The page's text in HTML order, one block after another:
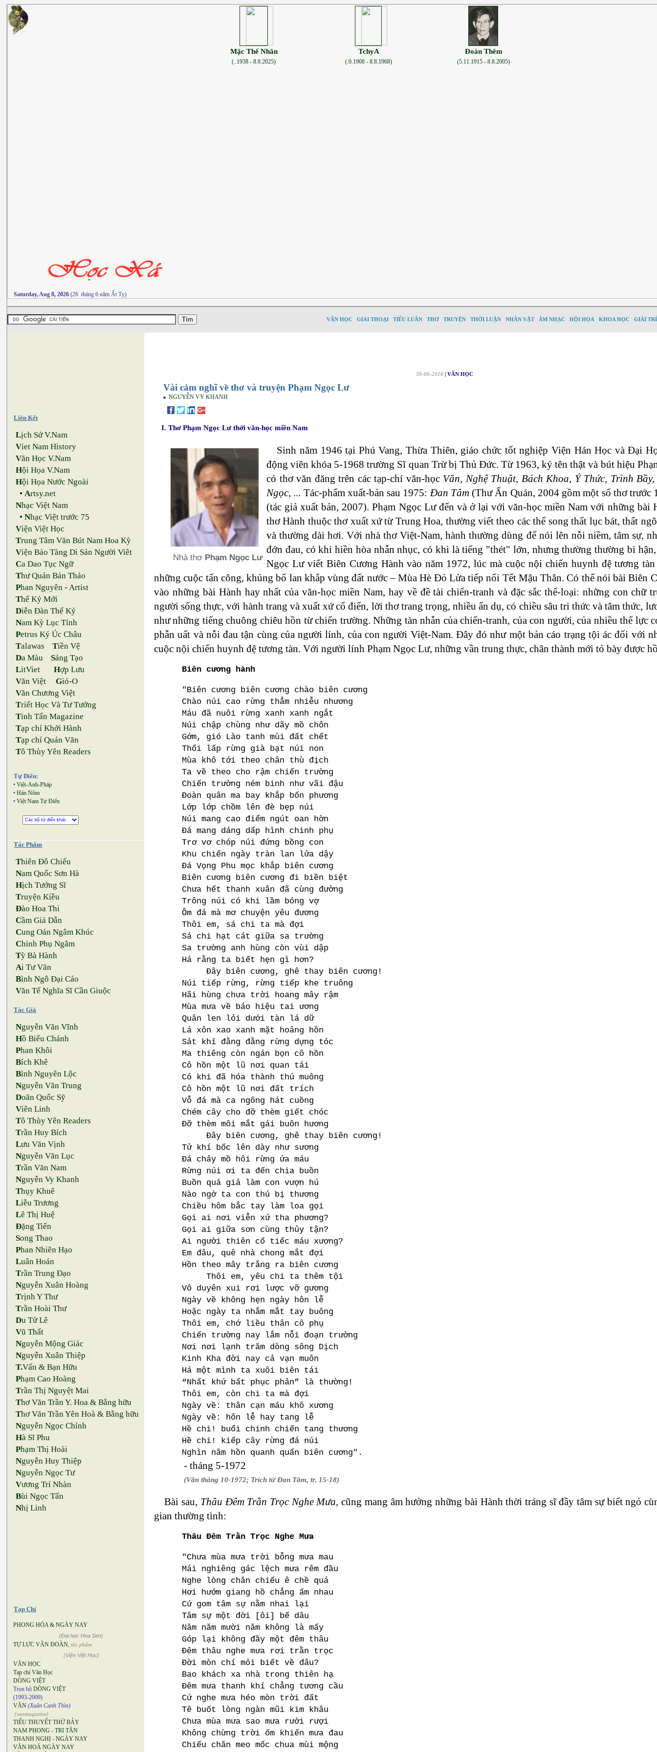
Saturday, Aug 8, 2026 (26 tháng 6 năm Ất Tỵ)
Mặc Thế Nhân
(..1938 - 8.8.2025)
TchyA
(.0.1908 - 8.8.1968)
Đoàn Thêm
(5.11.1915 - 8.8.2005)
VĂN HỌC GIAI THOẠI TIỂU LUÂN THƠ TRUYỆN THỜI LUẬN NHÂN VẬT ÂM NHẠC HỘI HỌA KHOA HỌC GIẢI TRÍ
Liên Kết
Lịch Sử V.Nam
Viet Nam History
Văn Học V.Nam
Hội Họa V.Nam
Hội Họa Nước Ngoài
•Artsy.net
Nhạc Việt Nam
•Nhạc Việt trước 75
Viện Việt Học
Trung Tâm Văn Bút Nam Hoa Kỳ
Viện Bảo Tàng Di Sản Người Viêt
Ca Dao Tục Ngữ
Thư Quán Bản Thảo
Phan Nguyên - Artist
Thế Kỷ Mới
Diễn Đàn Thế Kỷ
Nam Kỳ Lục Tỉnh
Petrus Ký Úc Châu
Talawas Tiền Vệ
Da Màu Sáng Tạo
LitViet Hợp Lưu
Văn Việt Gió-O
Văn Chương Việt
Triết Học Và Tư Tưởng
Tinh Tấn Magazine
Tạp chí Khởi Hành
Tạp chí Quán Văn
Tô Thùy Yên Readers
Tự Điển:
• Việt-Anh-Pháp
• Hán Nôm
• Việt Nam Tự Điển
Tác Phẩm
Thiên Đô Chiếu
Nam Quốc Sơn Hà
Hịch Tướng Sĩ
Truyện Kiều
Đào Hoa Thi
Cầm Giả Dẫn
Cung Oán Ngâm Khúc
Chinh Phụ Ngâm
Tỳ Bà Hành
Ai Tư Vãn
Bình Ngô Đại Cáo
Văn Tế Nghĩa Sĩ Cần Giuộc
Tác Giả
Nguyễn Văn Vĩnh
Hồ Biểu Chánh
Phan Khôi
Bích Khê
Bình Nguyên Lộc
Nguyễn Văn Trung
Doãn Quốc Sỹ
Viên Linh
Tô Thùy Yên Readers
Trần Huy Bích
Lưu Văn Vịnh
Nguyễn Văn Lục
Trần Văn Nam
Nguyễn Vy Khanh
Thụy Khuê
Liễu Trương
Lê Thị Huệ
Đặng Tiến
Song Thao
Phan Nhiên Hạo
Luân Hoán
Trần Trung Đạo
Nguyễn Xuân Hoàng
Trịnh Y Thư
Trần Hoài Thư
Du Tử Lê
Vũ Thất
Nguyễn Mộng Giác
Nguyễn Xuân Thiệp
T.Vấn & Bạn Hữu
Phạm Cao Hoàng
Trần Thị Nguyệt Mai
Thơ Văn Trần Y. Hoa & Bằng hữu
Thơ Văn Trần Yên Hoà & Bằng hữu
Nguyễn Ngọc Chính
Hà Sĩ Phu
Phạm Thị Hoài
Nguyễn Huy Thiệp
Nguyễn Ngọc Tư
Vương Trí Nhàn
Bùi Ngọc Tấn
Nhị Linh
Tạp Chí
PHONG HÓA & NGÀY NAY
(Đại học Hoa Sen)
TỰ LỰC VĂN ĐOÀN, tác phẩm
(Viện Việt Học)
VĂN HỌC
Tạp chí Văn Học
DÒNG VIỆT
Trọn bộ DÒNG VIỆT
(1993-2009)
VĂN (Xuân Canh Thìn)
(vanmagazine)
TIỂU THUYẾT THỨ BẢY
NAM PHONG - TRI TÂN
THANH NGHỊ - NGÀY NAY
VĂN HOÁ NGÀY NAY
30-06-2016 | VĂN HỌC
Vài cảm nghĩ về thơ và truyện Phạm Ngọc Lư
NGUYỄN VY KHANH
I. Thơ Phạm Ngọc Lư thời văn-học miền Nam
Nhà thơ Phạm Ngọc Lư
Sinh năm 1946 tại Phú Vang, Thừa Thiên, giáo chức tốt nghiệp Viện Hán Học và Đại
động viên khóa 5-1968 trường Sĩ quan Trừ bị Thủ Đức. Từ 1963, ký tên thật và bút hiệu
có thơ văn đăng trên các tạp-chí văn-học Văn, Nghệ Thuật, Bách Khoa, Ý Thức, Trình
Ngọc, ... Tác-phẩm xuất-bản sau 1975: Đan Tâm (Thư Ấn Quán, 2004 gồm một số thơ trước
(tác giả xuất bản, 2007). Phạm Ngọc Lư đến và ở lại với văn-học miền Nam với những bài
thơ Hành thuộc thơ xuất xứ từ Trung Hoa, thường viết theo các thể song thất lục bát, thất
và thường dài hơi. Với nhà thơ Việt-Nam, hành thường dùng để nói lên nỗi niềm, tâm sự,
đớn đau, có khi hiền hòa nhẫn nhục, có khi là tiếng "thét" lớn, nhưng thường thường bi
Ngọc Lư viết Biên Cương Hành vào năm 1972, lúc mà cuộc nội chiến huynh đệ tương
những cuộc tấn công, khủng bố lan khắp vùng đất nước – Mùa Hè Đỏ Lửa tiếp nối Tết Mậu Thân. Có thể nói bài Biên
vào những bài Hành hay nhất của văn-học miền Nam, hay về đề tài chiến-tranh và đặc sắc thể-loại: những con chữ
người sống thực, với hành trang và xuất xứ cổ điển, lời thơ trang trọng, nhiều ẩn dụ, có chiều sâu tri thức và tâm thức,
như những tiếng chuông chiêu hồn từ chiến trường. Những tàn nhẫn của chiến-tranh, của con người, của nhiều thế lực
phẫn uất và nỗi đau tận cùng của người lính, của con người Việt-Nam. Đây đó như một bản cáo trạng tội ác đối với
cuộc nội chiến huynh đệ tương tàn. Với người lính Phạm Ngọc Lư, những vần trung thực, chân thành mới tỏ bày được
Biên cương hành
"Biên cương biên cương chào biên cương
Chào núi cao rừng thẳm nhiễu nhương
Máu đã nuôi rừng xanh xanh ngắt
Núi chập chùng như dãy mồ chôn
Gớm, gió Lào tanh mùi đất chết
Thổi lấp rừng già bạt núi non
Mùa khô tới theo chân thù địch
Ta về theo cho rậm chiến trường
Chiến trường ném binh như vãi đậu
Đoàn quân ma bay khắp bốn phương
Lớp lớp chồm lên đè bẹp núi
Núi mang cao điểm ngút oan hờn
Đá mang dáng dấp hình chinh phụ
Trơ vơ chóp núi đứng bồng con
Khu chiến ngày tràn lan lửa dậy
Đá Vọng Phu mọc khắp biên cương
Biên cương biên cương đi biền biệt
Chưa hết thanh xuân đã cùng đường
Trông núi có khi lầm bóng vợ
Ôm đá mà mơ chuyện yêu đương
Thôi em, sá chi ta mà đợi
Sá chi hạt cát giữa sa trường
Sa trường anh hùng còn vùi dập
Há rằng ta biết hẹn gì hơn?
Đây biên cương, ghê thay biên cương!
Núi tiếp rừng, rừng tiếp khe truông
Hãi hùng chưa trời hoang mây rậm
Mùa mưa về báo hiệu tai ương
Quân len lỏi dưới tàn lá dữ
Lá xôn xao xanh mặt hoảng hồn
Sát khí đằng đằng rừng dựng tóc
Ma thiêng còn ngán bọn cô hồn
Cô hồn một lũ nơi quan tái
Có khi đã hóa thành thú muông
Cô hồn một lũ nơi đất trích
Vỗ đá mà ca ngông hát cuồng
Chém cây cho đỡ thèm giết chóc
Đỡ thèm môi mắt gái buôn hương
Đây biên cương, ghê thay biên cương!
Tử khí bốc lên dày như sương
Đá chảy mồ hôi rừng ứa máu
Rừng núi ơi ta đến chia buồn
Buồn quá giả làm con vượn hú
Nào ngờ ta con thú bị thương
Chiều hôm bắc tay làm loa gọi
Gọi ai nơi viễn xứ tha phương?
Gọi ai giữa sơn cùng thủy tận?
Ai người thiên cổ tiếc máu xương?
Em đâu, quê nhà chong mắt đợi
Hồn theo mây trắng ra biên cương
Thôi em, yêu chi ta thêm tội
Vô duyên xui rơi lược vỡ gương
Ngày về không hẹn ngày hôn lễ
Hoặc ngày ta nhắm mắt tay buông
Thôi em, chớ liều thân cô phụ
Chiến trường nay lắm nỗi đoạn trường
Nơi nơi lạnh trăm dòng sông Dịch
Kinh Kha đời nay cả vạn muôn
Há một mình ta xuôi biên tái
“Nhất khứ bất phục phản” là thường!
Thôi em, còn chi ta mà đợi
Ngày về: thân cạn máu khô xương
Ngày về: hôn lễ hay tang lễ
Hề chi! buổi chinh chiến tang thương
Hề chi! kiếp cây rừng đá núi
Nghìn năm hồn quanh quẩn biên cương".
- tháng 5-1972
(Văn tháng 10-1972; Trích từ Đan Tâm, tr. 15-18)
Bài sau, Thâu Đêm Trằn Trọc Nghe Mưa, cũng mang âm hưởng những bài Hành thời tráng sĩ đầy tâm sự biết ngỏ
gian thường tình:
Thâu Đêm Trằn Trọc Nghe Mưa
"Chưa mùa mưa trời bỗng mưa mau
Mái nghiêng gác lệch mưa rêm đầu
Nghe lòng chăn chiếu ê chề quá
Hơi hướm giang hồ chẳng ấm nhau
Cứ gom tâm sự nằm nhai lại
Tâm sự một đời [ôi] bể dâu
Năm năm mười năm không là mấy
Góp lại không đầy một đêm thâu
Đêm thâu nghe mưa rơi trằn trọc
Đời mòn chí mỏi biết về đâu?
Bao khách xa nhà trong thiên hạ
Đêm mưa thanh khí chẳng tương cầu
Cứ nghe mưa héo mòn trời đất
Tê buốt lòng ngàn mũi kim khâu
Chưa mùa mưa sao mưa rười rượi
Không chừng trời ốm khiến mưa đau
Chiếu chăn meo mốc chua mùi mộng